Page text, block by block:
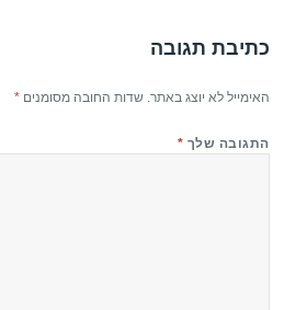
כתיבת תגובה
האימייל לא יוצג באתר. שדות החובה מסומנים*
התגובה שלך *